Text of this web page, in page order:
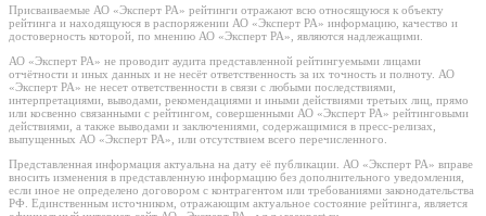
Присваиваемые АО «Эксперт РА» рейтинги отражают всю относящуюся к объекту
рейтинга и находящуюся в распоряжении АО «Эксперт РА» информацию, качество и
достоверность которой, по мнению АО «Эксперт РА», являются надлежащими.
АО «Эксперт РА» не проводит аудита представленной рейтингуемыми лицами
отчётности и иных данных и не несёт ответственность за их точность и полноту. АО
«Эксперт РА» не несет ответственности в связи с любыми последствиями,
интерпретациями, выводами, рекомендациями и иными действиями третьих лиц, прямо
или косвенно связанными с рейтингом, совершенными АО «Эксперт РА» рейтинговыми
действиями, а также выводами и заключениями, содержащимися в пресс-релизах,
выпущенных АО «Эксперт РА», или отсутствием всего перечисленного.
Представленная информация актуальна на дату её публикации. АО «Эксперт РА» вправе
вносить изменения в представленную информацию без дополнительного уведомления,
если иное не определено договором с контрагентом или требованиями законодательства
РФ. Единственным источником, отражающим актуальное состояние рейтинга, является